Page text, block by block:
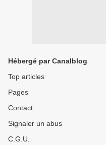
Hébergé par Canalblog
Top articles
Pages
Contact
Signaler un abus
C.G.U.